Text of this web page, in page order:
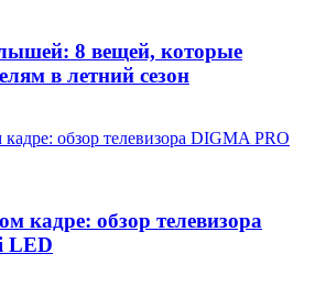
8 вещей, которые
в летний сезон
кадре: обзор телевизора
LED